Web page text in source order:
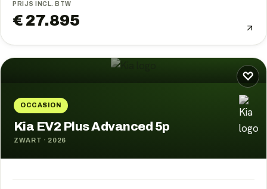
PRIJS INCL. BTW
€ 27.895
♡
OCCASION
Kia EV2 Plus Advanced 5p
ZWART · 2026